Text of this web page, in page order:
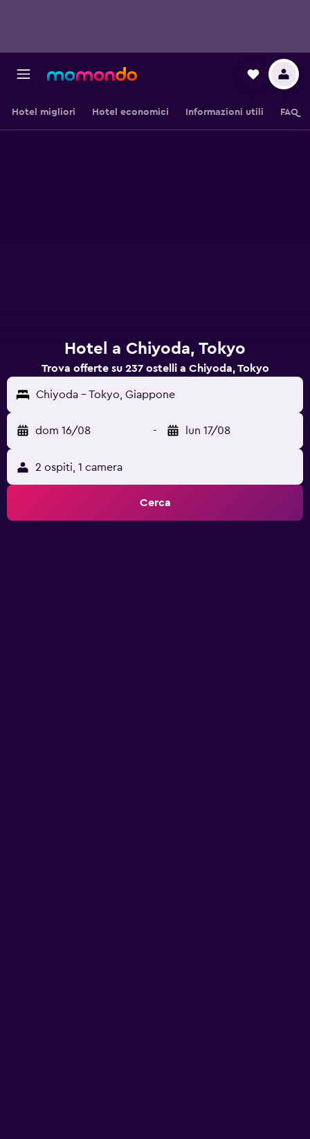
Hotel migliori Hotel economici Informazioni utili FAQ
Hotel a Chiyoda, Tokyo
Trova offerte su 237 ostelli a Chiyoda, Tokyo
Chiyoda - Tokyo, Giappone
dom 16/08 - lun 17/08
2 ospiti, 1 camera
Cerca